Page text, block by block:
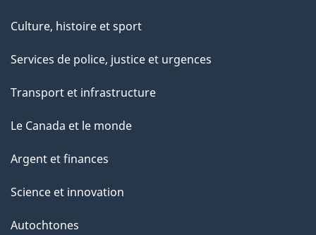
Culture, histoire et sport
Services de police, justice et urgences
Transport et infrastructure
Le Canada et le monde
Argent et finances
Science et innovation
Autochtones